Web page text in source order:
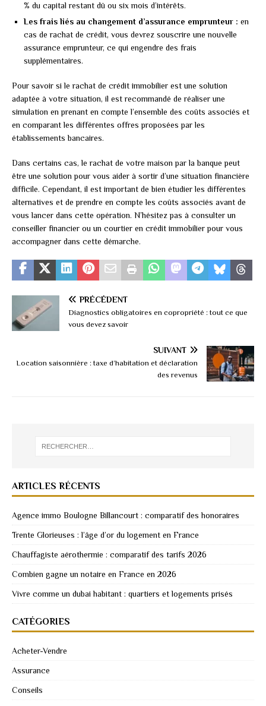
% du capital restant dû ou six mois d’intérêts.
Les frais liés au changement d’assurance emprunteur : en
cas de rachat de crédit, vous devrez souscrire une nouvelle
assurance emprunteur, ce qui engendre des frais
supplémentaires.
Pour savoir si le rachat de crédit immobilier est une solution
adaptée à votre situation, il est recommandé de réaliser une
simulation en prenant en compte l’ensemble des coûts associés et
en comparant les différentes offres proposées par les
établissements bancaires.
Dans certains cas, le rachat de votre maison par la banque peut
être une solution pour vous aider à sortir d’une situation financière
difficile. Cependant, il est important de bien étudier les différentes
alternatives et de prendre en compte les coûts associés avant de
vous lancer dans cette opération. N’hésitez pas à consulter un
conseiller financier ou un courtier en crédit immobilier pour vous
accompagner dans cette démarche.
PRÉCÉDENT
Diagnostics obligatoires en copropriété : tout ce que
vous devez savoir
SUIVANT
Location saisonnière : taxe d’habitation et déclaration
des revenus
ARTICLES RÉCENTS
Agence immo Boulogne Billancourt : comparatif des honoraires
Trente Glorieuses : l’âge d’or du logement en France
Chauffagiste aérothermie : comparatif des tarifs 2026
Combien gagne un notaire en France en 2026
Vivre comme un dubai habitant : quartiers et logements prisés
CATÉGORIES
Acheter-Vendre
Assurance
Conseils